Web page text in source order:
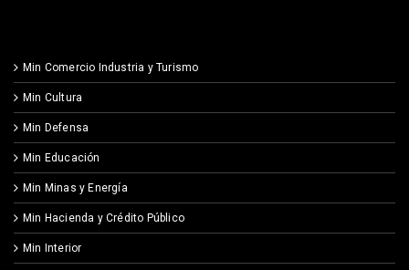
Min Comercio Industria y Turismo
Min Cultura
Min Defensa
Min Educación
Min Minas y Energía
Min Hacienda y Crédito Público
Min Interior